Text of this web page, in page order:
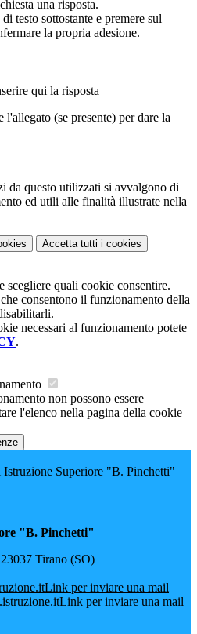
una risposta.
testo sottostante e premere sul
la propria adesione.
qui la risposta
l'allegato (se presente) per dare la
da questo utilizzati si avvalgono di
ed utili alle finalità illustrate nella
Accetta tutti i cookies
scegliere quali cookie consentire.
consentono il funzionamento della
necessari al funzionamento potete
.
non possono essere
l'elenco nella pagina della cookie
Istruzione Superiore "B. Pinchetti"
"B. Pinchetti"
Tirano (SO)
Link per inviare una mail
Link per inviare una mail